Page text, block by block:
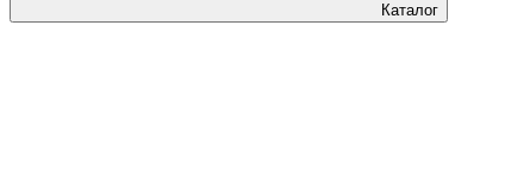
Каталог